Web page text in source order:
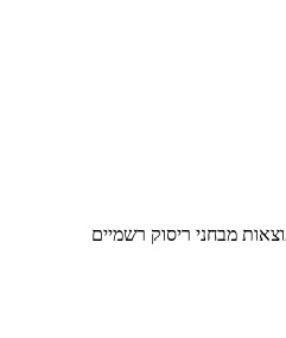
מבחני ריסוק רשמיים